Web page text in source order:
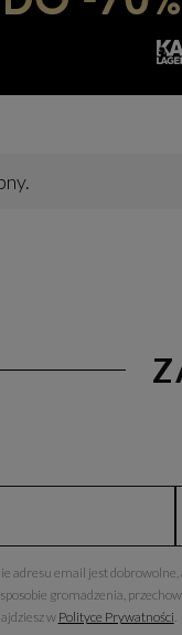
adresu email jest dobrowolne,
gromadzenia,
w Polityce Prywatności